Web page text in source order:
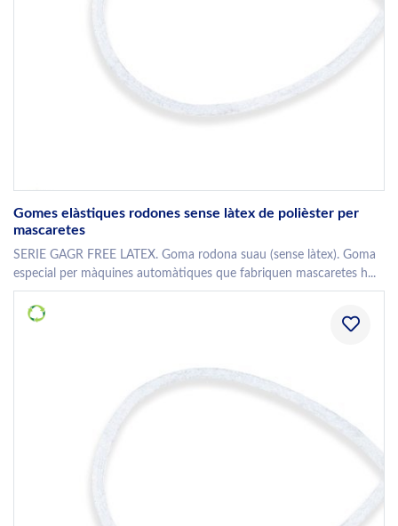
Gomes elàstiques rodones sense làtex de polièster per
mascaretes
SERIE GAGR FREE LATEX. Goma rodona suau (sense làtex). Goma
especial per màquines automàtiques que fabriquen mascaretes h...